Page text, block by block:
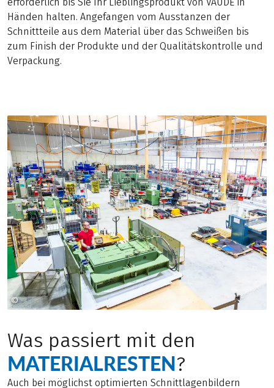
erforderlich bis Sie Ihr Lieblingsprodukt von VAUDE in
Händen halten. Angefangen vom Ausstanzen der
Schnittteile aus dem Material über das Schweißen bis
zum Finish der Produkte und der Qualitätskontrolle und
Verpackung.
Was passiert mit den
MATERIALRESTEN?
Auch bei möglichst optimierten Schnittlagenbildern
© Foto: VAUDE